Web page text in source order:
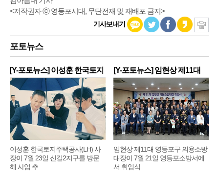
<저작권자 ⓒ 영등포시대, 무단전재 및 재배포 금지>
기사보내기
포토뉴스
[Y-포토뉴스] 이성훈 한국토지
주
이성훈 한국토지주택공사(LH) 사
장이 7월 23일 신길2지구를 방문
해 사업 추
[Y-포토뉴스] 임현상 제11대
영
임현상 제11대 영등포구 의용소방
대장이 7월 21일 영등포소방서에
서 취임식